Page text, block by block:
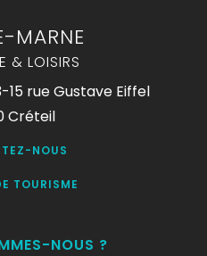
MARNE
& LOISIRS
15 rue Gustave Eiffel
Créteil
NOUS
TOURISME
NOUS ?